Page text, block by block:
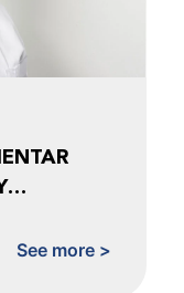
See more >